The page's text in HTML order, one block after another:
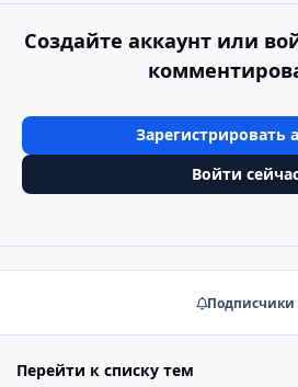
Создайте аккаунт или
Зарегистрировать
Войти
Подписчики
Перейти к списку тем